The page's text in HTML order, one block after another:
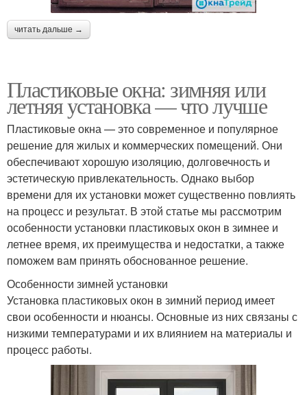
читать дальше →
Пластиковые окна: зимняя или
летняя установка — что лучше
Пластиковые окна — это современное и популярное
решение для жилых и коммерческих помещений. Они
обеспечивают хорошую изоляцию, долговечность и
эстетическую привлекательность. Однако выбор
времени для их установки может существенно повлиять
на процесс и результат. В этой статье мы рассмотрим
особенности установки пластиковых окон в зимнее и
летнее время, их преимущества и недостатки, а также
поможем вам принять обоснованное решение.
Особенности зимней установки
Установка пластиковых окон в зимний период имеет
свои особенности и нюансы. Основные из них связаны с
низкими температурами и их влиянием на материалы и
процесс работы.